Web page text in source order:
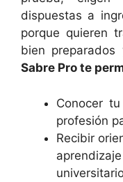
dispuestas a
porque quieren
bien
Sabre Pro te
Conocer
profesión
Recibir